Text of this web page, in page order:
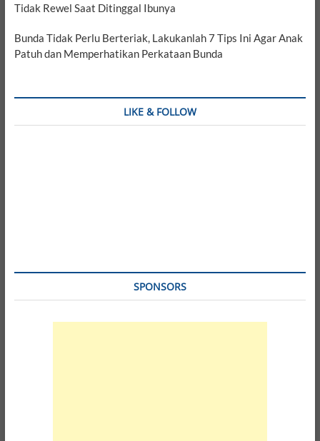
Tidak Rewel Saat Ditinggal Ibunya
Bunda Tidak Perlu Berteriak, Lakukanlah 7 Tips Ini Agar Anak
Patuh dan Memperhatikan Perkataan Bunda
LIKE & FOLLOW
SPONSORS